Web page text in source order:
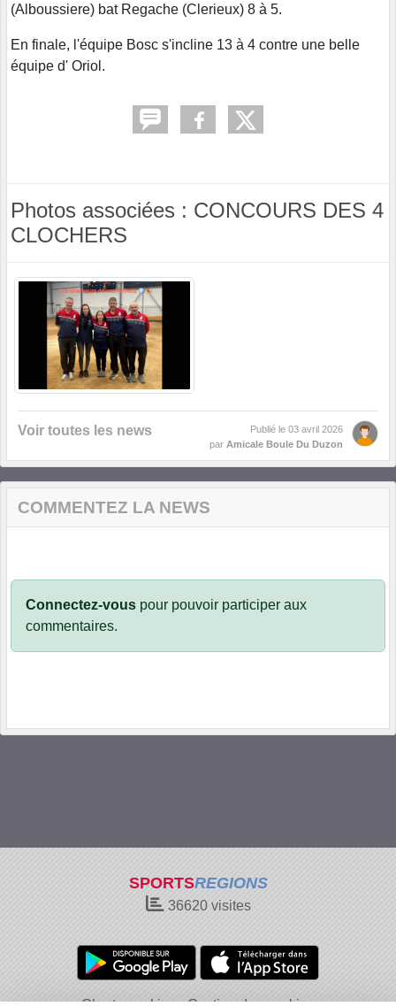
(Alboussiere) bat Regache (Clerieux) 8 à 5.
En finale, l'équipe Bosc s'incline 13 à 4 contre une belle
équipe d' Oriol.
Photos associées : CONCOURS DES 4
CLOCHERS
Voir toutes les news Publié le 03 avril 2026
par Amicale Boule Du Duzon
COMMENTEZ LA NEWS
Connectez-vous pour pouvoir participer aux
commentaires.
SPORTSREGIONS
36620visites